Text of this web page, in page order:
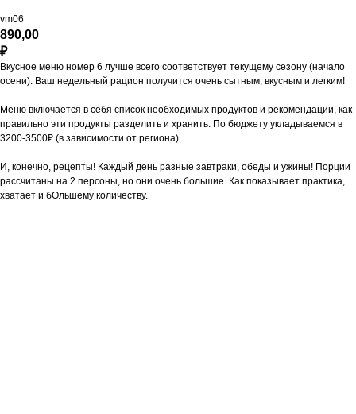
vm06
890,00
₽
Вкусное меню номер 6 лучше всего соответствует текущему сезону (начало
осени). Ваш недельный рацион получится очень сытным, вкусным и легким!
Меню включается в себя список необходимых продуктов и рекомендации, как
правильно эти продукты разделить и хранить. По бюджету укладываемся в
3200-3500₽ (в зависимости от региона).
И, конечно, рецепты! Каждый день разные завтраки, обеды и ужины! Порции
рассчитаны на 2 персоны, но они очень большие. Как показывает практика,
хватает и бОльшему количеству.